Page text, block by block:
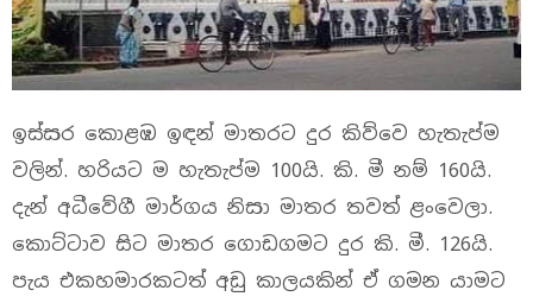
ඉස්සර කොළඹ ඉඳන් මාතරට දුර කිව්වෙ හැතැප්ම
වලින්. හරියට ම හැතැප්ම 100යි. කි. මී නම් 160යි.
දැන් අධීවේගී මාර්ගය නිසා මාතර තවත් ළංවෙලා.
කොට්ටාව සිට මාතර ගොඩගමට දුර කි. මී. 126යි.
පැය එකහමාරකටත් අඩු කාලයකින් ඒ ගමන යාමට